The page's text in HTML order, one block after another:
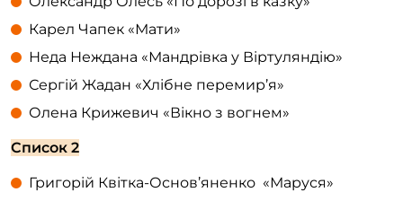
Карел Чапек «Мати»
Неда Неждана «Мандрівка у Віртуляндію»
Сергій Жадан «Хлібне перемир’я»
Олена Крижевич «Вікно з вогнем»
Список 2
Григорій Квітка-Основ’яненко «Маруся»